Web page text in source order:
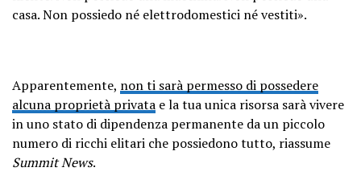
casa. Non possiedo né elettrodomestici né vestiti».
Apparentemente, non ti sarà permesso di possedere
alcuna proprietà privata e la tua unica risorsa sarà vivere
in uno stato di dipendenza permanente da un piccolo
numero di ricchi elitari che possiedono tutto, riassume
Summit News.